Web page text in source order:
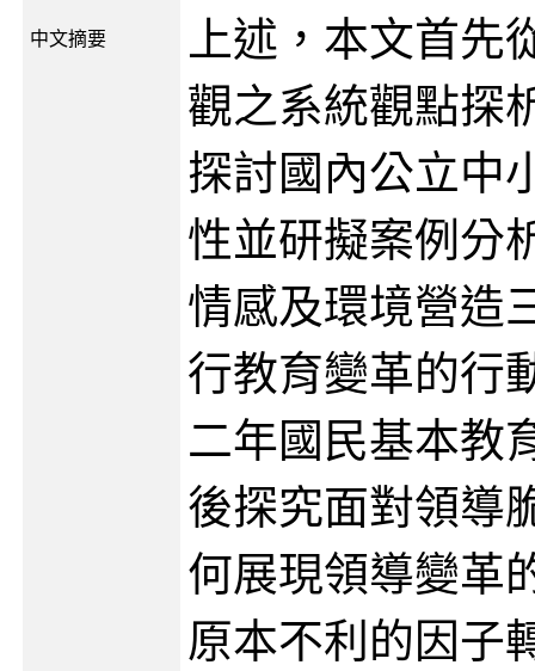
中文摘要
上述，本文首先
觀之系統觀點探
探討國內公立中
性並研擬案例分
情感及環境營造
行教育變革的行
二年國民基本教
後探究面對領導
何展現領導變革
原本不利的因子